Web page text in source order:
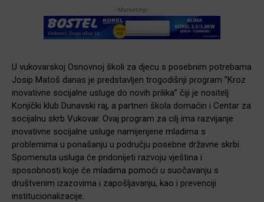
-Marketing-
U vukovarskoj Osnovnoj školi za djecu s posebnim potrebama
Josip Matoš danas je predstavljen trogodišnji program ”Kroz
inovativne socijalne usluge do novih prilika” čiji je nositelj
Konjički klub Dunavski raj, a partneri škola domaćin i Centar za
socijalnu skrb Vukovar. Ovaj program za cilj ima razvijanje
inovativne socijalne usluge namijenjene mladima s
problemima u ponašanju u području posebne državne skrbi.
Spomenuta usluga će pridonijeti razvoju vještina i
sposobnosti koje će mladima pomoći u suočavanju s
društvenim izazovima i zapošljavanju, kao i prevenciji
institucionalizacije.